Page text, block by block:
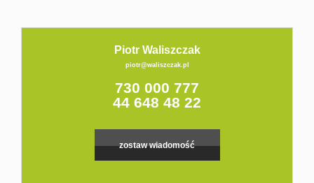
Piotr Waliszczak
piotr@waliszczak.pl
730 000 777
44 648 48 22
zostaw wiadomość